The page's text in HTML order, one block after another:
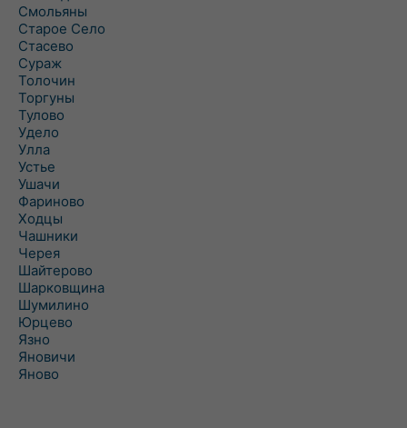
Смольяны
Старое Село
Стасево
Сураж
Толочин
Торгуны
Тулово
Удело
Улла
Устье
Ушачи
Фариново
Ходцы
Чашники
Черея
Шайтерово
Шарковщина
Шумилино
Юрцево
Язно
Яновичи
Яново